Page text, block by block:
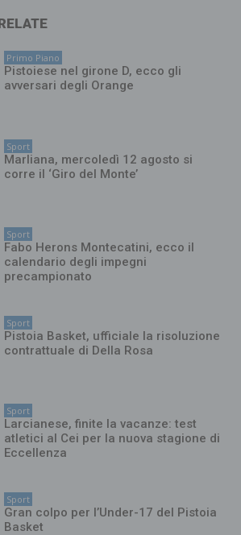
Primo Piano
Pistoiese nel girone D, ecco gli
avversari degli Orange
Sport
Marliana, mercoledì 12 agosto si
corre il ‘Giro del Monte’
Sport
Fabo Herons Montecatini, ecco il
calendario degli impegni
precampionato
Sport
Pistoia Basket, ufficiale la risoluzione
contrattuale di Della Rosa
Sport
Larcianese, finite la vacanze: test
atletici al Cei per la nuova stagione di
Eccellenza
Sport
Gran colpo per l’Under-17 del Pistoia
Basket